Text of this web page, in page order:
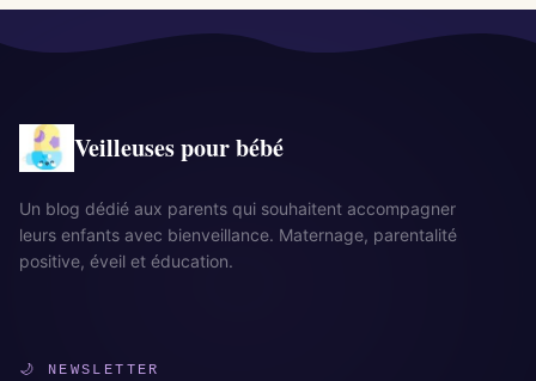
Veilleuses pour bébé
Un blog dédié aux parents qui souhaitent accompagner
leurs enfants avec bienveillance. Maternage, parentalité
positive, éveil et éducation.
🌙 NEWSLETTER